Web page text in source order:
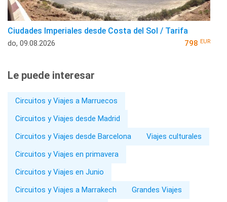
Ciudades Imperiales desde Costa del Sol / Tarifa
do, 09.08.2026 798 EUR
Le puede interesar
Circuitos y Viajes a Marruecos
Circuitos y Viajes desde Madrid
Circuitos y Viajes desde Barcelona
Viajes culturales
Circuitos y Viajes en primavera
Circuitos y Viajes en Junio
Circuitos y Viajes a Marrakech
Grandes Viajes